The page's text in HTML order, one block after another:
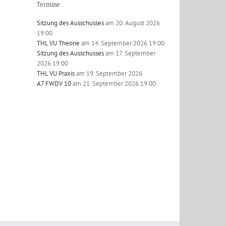
Termine
Sitzung des Ausschussesam 20. August 2026
19:00
THL VU Theorie am 14. September 2026 19:00
Sitzung des Ausschussesam 17. September
2026 19:00
THL VU Praxisam 19. September 2026
A7 FWDV 10am 21. September 2026 19:00